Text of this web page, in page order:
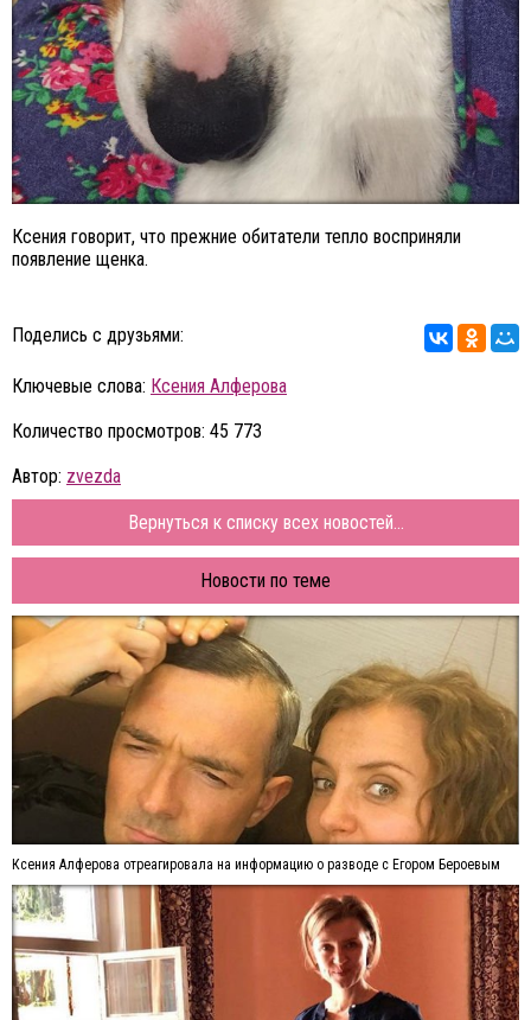
Ксения говорит, что прежние обитатели тепло восприняли
появление щенка.
Поделись с друзьями:
Ключевые слова: Ксения Алферова
Количество просмотров: 45 773
Автор: zvezda
Вернуться к списку всех новостей...
Новости по теме
Ксения Алферова отреагировала на информацию о разводе с Егором Бероевым